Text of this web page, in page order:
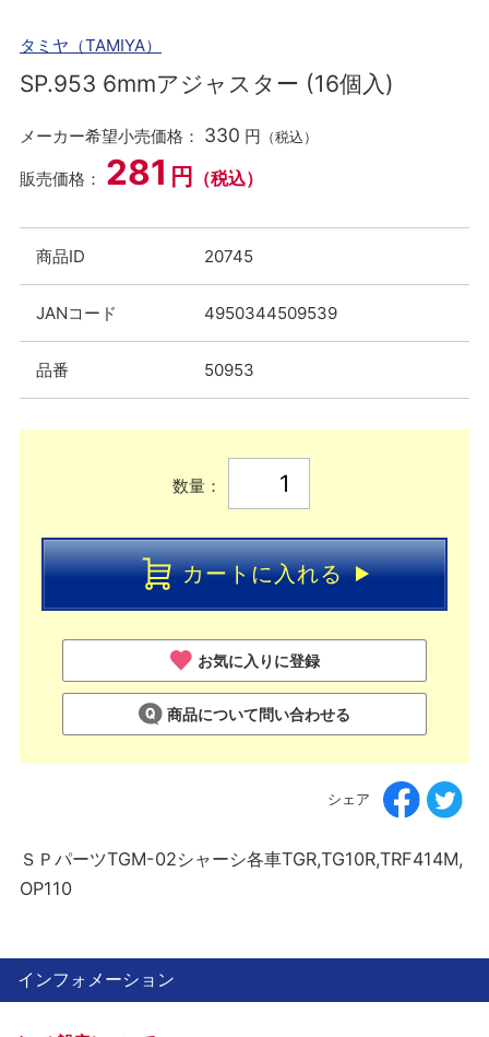
タミヤ（TAMIYA）
SP.953 6mmアジャスター (16個入)
メーカー希望小売価格： 330 円 （税込）
販売価格： 281 円 （税込）
商品ID 20745
JANコード 4950344509539
品番 50953
数量：
カートに入れる
お気に入りに登録
商品について問い合わせる
シェア
ＳＰパーツTGM-02シャーシ各車TGR,TG10R,TRF414M,
OP110
インフォメーション